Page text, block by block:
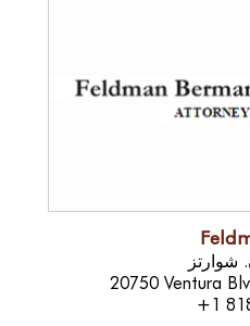
20750 Ventura
+1